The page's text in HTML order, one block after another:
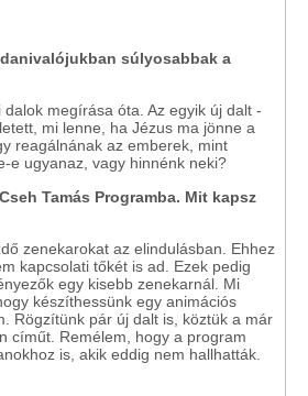
súlyosabbak a
megírása óta. Az egyik új dalt -
mi lenne, ha Jézus ma jönne a
reagálnának az emberek, mint
e ugyanaz, vagy hinnénk neki?
Tamás Programba. Mit kapsz
zenekarokat az elindulásban. Ehhez
kapcsolati tőkét is ad. Ezek pedig
egy kisebb zenekarnál. Mi
készíthessünk egy animációs
Rögzítünk pár új dalt is, köztük a már
címűt. Remélem, hogy a program
is, akik eddig nem hallhatták.